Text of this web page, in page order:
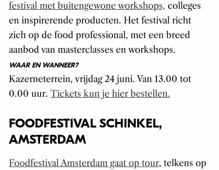
festival met buitengewone workshops, colleges
en inspirerende producten. Het festival richt
zich op de food professional, met een breed
aanbod van masterclasses en workshops.
WAAR EN WANNEER?
Kazerneterrein, vrijdag 24 juni. Van 13.00 tot
0.00 uur. Tickets kun je hier bestellen.
FOODFESTIVAL SCHINKEL,
AMSTERDAM
Foodfestival Amsterdam gaat op tour, telkens op